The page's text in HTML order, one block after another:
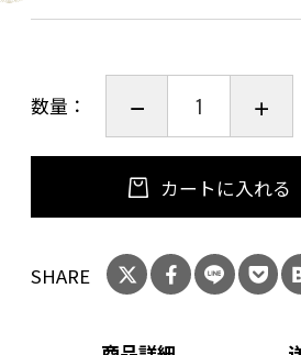
りません。
わせ欄」に、生年月日を必
い。
ことよりモール会員で生年
は、お問い合わせ欄への入力
数量：
カートに入れる
SHARE